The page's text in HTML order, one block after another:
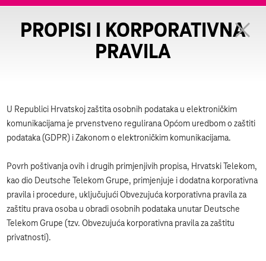
PROPISI I KORPORATIVNA
PRAVILA
U Republici Hrvatskoj zaštita osobnih podataka u elektroničkim
komunikacijama je prvenstveno regulirana Općom uredbom o zaštiti
podataka (GDPR) i Zakonom o elektroničkim komunikacijama.
Povrh poštivanja ovih i drugih primjenjivih propisa, Hrvatski Telekom,
kao dio Deutsche Telekom Grupe, primjenjuje i dodatna korporativna
pravila i procedure, uključujući Obvezujuća korporativna pravila za
zaštitu prava osoba u obradi osobnih podataka unutar Deutsche
Telekom Grupe (tzv. Obvezujuća korporativna pravila za zaštitu
privatnosti).